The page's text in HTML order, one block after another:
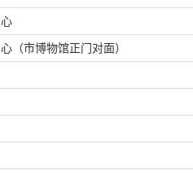
（市博物馆正门对面）